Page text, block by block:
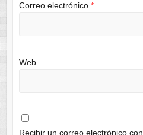
Correo electrónico *
Web
Recibir un correo electrónico